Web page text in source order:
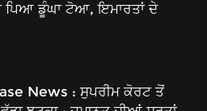
ਡੂੰਘਾ ਟੋਆ, ਇਮਾਰਤਾਂ ਦੇ
News : ਸੁਪਰੀਮ ਕੋਰਟ ਤੋਂ